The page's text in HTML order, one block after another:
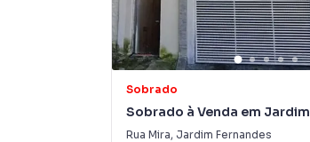
construção ou lançamentos na
você encontra milhares de
a praticidade de fazer tudo
Sobrado
Sobrado à Venda em
Rua Mira, Jardim Fernandes